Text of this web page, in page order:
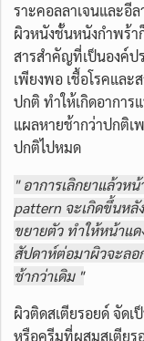
ราะคอลลาเจนและอี
ผิวหนังชั้นหนังกำพร้า
สารสำคัญที่เป็นองค์ป
เพียงพอ เชื้อโรคและ
ปกติ ทำให้เกิดอาการ
แผลหายช้ากว่าปกติเ
ปกติไปหมด
" อาการเลิกยาแล้วห
pattern จะเกิดขึ้นหลั
ขยายตัว ทำให้หน้าแ
สัปดาห์ต่อมาผิวจะลอ
ช้ากว่าเดิม "
ผิวติดสเตียรอยด์ จัดเ
หรือครีมที่ผสมสเตียร